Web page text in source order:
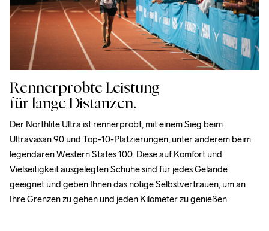
Rennerprobte Leistung
für lange Distanzen.
Der Northlite Ultra ist rennerprobt, mit einem Sieg beim
Ultravasan 90 und Top-10-Platzierungen, unter anderem beim
legendären Western States 100. Diese auf Komfort und
Vielseitigkeit ausgelegten Schuhe sind für jedes Gelände
geeignet und geben Ihnen das nötige Selbstvertrauen, um an
Ihre Grenzen zu gehen und jeden Kilometer zu genießen.